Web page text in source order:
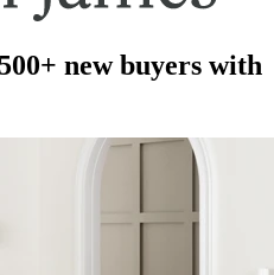
new buyers with